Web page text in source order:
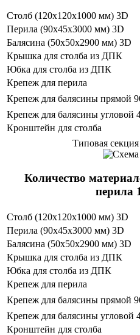
Столб (120х120х1000 мм) 3D
Перила (90х45х3000 мм) 3D
Балясина (50х50х2900 мм) 3D
Крышка для столба из ДПК
Юбка для столба из ДПК
Крепеж для перила
Крепеж для балясины прямой
Крепеж для балясины угловой
Кронштейн для столба
Типовая
Количество
перила
Столб (120х120х1000 мм) 3D
Перила (90х45х3000 мм) 3D
Балясина (50х50х2900 мм) 3D
Крышка для столба из ДПК
Юбка для столба из ДПК
Крепеж для перила
Крепеж для балясины прямой
Крепеж для балясины угловой
Кронштейн для столба